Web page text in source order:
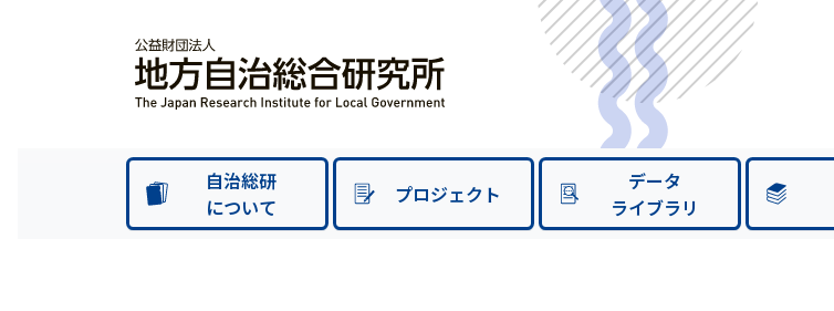
自治総研
について
プロジェクト
データ
ライブラリ